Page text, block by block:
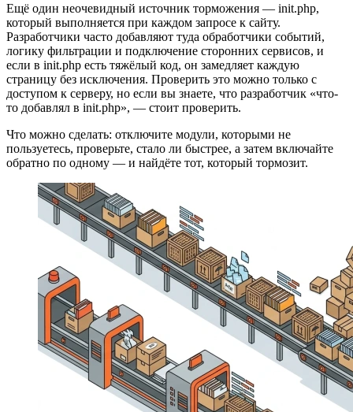
Ещё один неочевидный источник торможения — init.php,
который выполняется при каждом запросе к сайту.
Разработчики часто добавляют туда обработчики событий,
логику фильтрации и подключение сторонних сервисов, и
если в init.php есть тяжёлый код, он замедляет каждую
страницу без исключения. Проверить это можно только с
доступом к серверу, но если вы знаете, что разработчик «что-
то добавлял в init.php», — стоит проверить.
Что можно сделать: отключите модули, которыми не
пользуетесь, проверьте, стало ли быстрее, а затем включайте
обратно по одному — и найдёте тот, который тормозит.